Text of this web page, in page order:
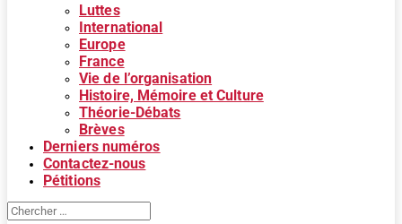
Luttes
International
Europe
France
Vie de l’organisation
Histoire, Mémoire et Culture
Théorie-Débats
Brèves
Derniers numéros
Contactez-nous
Pétitions